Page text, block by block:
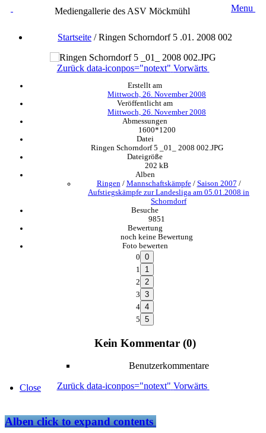
Mediengallerie des ASV Möckmühl Menu
Startseite /Ringen Schorndorf 5 .01. 2008 002
Zurück data-iconpos="notext" Vorwärts
Erstellt am
Mittwoch, 26. November 2008
Veröffentlicht am
Mittwoch, 26. November 2008
Abmessungen
1600*1200
Datei
Ringen Schorndorf 5 _01_ 2008 002.JPG
Dateigröße
202 kB
Alben
Ringen / Mannschaftskämpfe/ Saison 2007 /
Aufstiegskämpfe zur Landesliga am 05.01.2008 in
Schorndorf
Besuche
9851
Bewertung
noch keine Bewertung
Foto bewerten
0
1
2
3
4
5
Kein Kommentar (0)
Benutzerkommentare
Zurück data-iconpos="notext" Vorwärts
Close
Albenclick to expand contents